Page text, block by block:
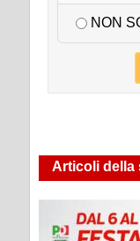
NON
Articoli della